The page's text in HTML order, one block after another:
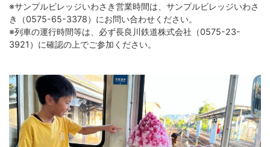
※サンプルビレッジいわさき営業時間は、サンプルビレッジいわさ
き（0575-65-3378）にお問い合わせください。
※列車の運行時間等は、必ず長良川鉄道株式会社（0575-23-
3921）に確認の上でご参加ください。